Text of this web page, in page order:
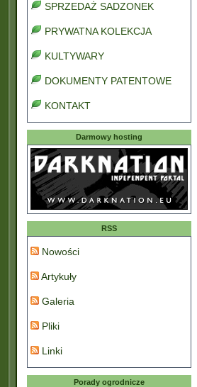
SPRZEDAŻ SADZONEK
PRYWATNA KOLEKCJA
KULTYWARY
DOKUMENTY PATENTOWE
KONTAKT
Darmowy hosting
RSS
Nowości
Artykuły
Galeria
Pliki
Linki
Porady ogrodnicze